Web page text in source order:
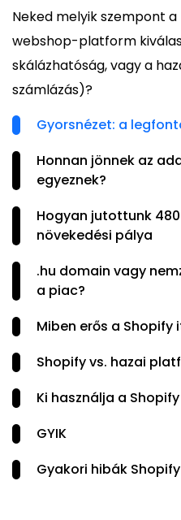
Neked melyik szempont
webshop-platform
skálázhatóság, vagy a
számlázás)?
Gyorsnézet: a
Honnan jönnek az
egyeznek?
Hogyan jutottunk
növekedési pálya
.hu domain vagy
a piac?
Miben erős a
Shopify vs. hazai
Ki használja a
GYIK
Gyakori hibák